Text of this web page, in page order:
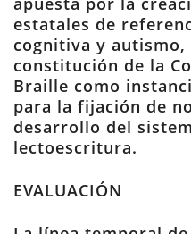
estatales de
cognitiva y autismo,
constitución de la
Braille como
para la fijación de
desarrollo del
lectoescritura.
EVALUACIÓN